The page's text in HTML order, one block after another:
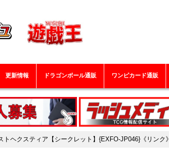
更新情報 ドラゴンボール通販 ワンピカード通販
ヘクスティア【シークレット】{EXFO-JP046}《リンク》